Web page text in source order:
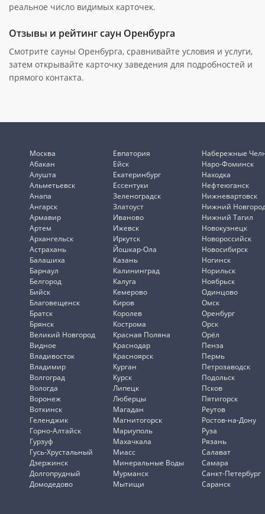
реальное число видимых карточек.
Отзывы и рейтинг саун Оренбурга
Смотрите сауны Оренбурга, сравнивайте условия и услуги,
затем открывайте карточку заведения для подробностей и
прямого контакта.
Москва
Абакан
Алушта
Альметьевск
Анапа
Ангарск
Армавир
Артем
Архангельск
Астрахань
Балашиха
Барнаул
Белгород
Бийск
Благовещенск
Братск
Брянск
Великий Новгород
Видное
Владивосток
Владимир
Волгоград
Вологда
Воронеж
Воткинск
Геленджик
Горно-Алтайск
Гурзуф
Гусь-Хрустальный
Дзержинск
Долгопрудный
Домодедово
Евпатория
Ейск
Екатеринбург
Ессентуки
Зеленоградск
Златоуст
Иваново
Ижевск
Иркутск
Йошкар-Ола
Казань
Калининград
Калуга
Кемерово
Киров
Королев
Кострома
Красная Поляна
Краснодар
Красноярск
Курган
Курск
Липецк
Люберцы
Магадан
Магнитогорск
Мариуполь
Махачкала
Миасс
Минеральные Воды
Мурманск
Мытищи
Набережные
Наро-Фоминск
Находка
Нефтеюганск
Нижневартовск
Нижний
Нижний Тагил
Новокузнецк
Новороссийск
Новосибирск
Ногинск
Норильск
Ноябрьск
Одинцово
Омск
Оренбург
Орск
Орёл
Пенза
Пермь
Петрозаводск
Подольск
Псков
Пятигорск
Реутов
Ростов-на-Дону
Руза
Рязань
Салават
Самара
Санкт-Петербург
Саранск